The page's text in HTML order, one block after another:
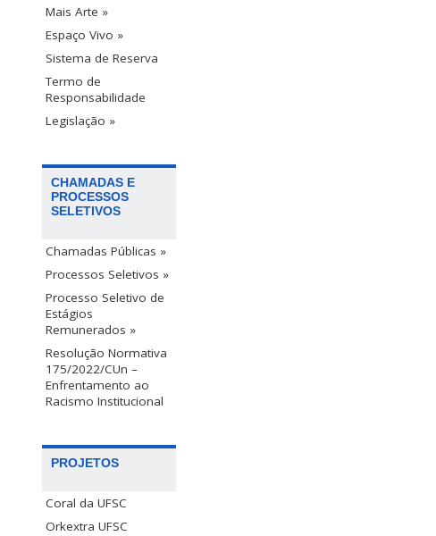
Mais Arte »
Espaço Vivo »
Sistema de Reserva
Termo de
Responsabilidade
Legislação »
CHAMADAS E
PROCESSOS
SELETIVOS
Chamadas Públicas »
Processos Seletivos »
Processo Seletivo de
Estágios
Remunerados »
Resolução Normativa
175/2022/CUn –
Enfrentamento ao
Racismo Institucional
PROJETOS
Coral da UFSC
Orkextra UFSC